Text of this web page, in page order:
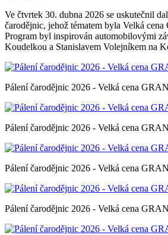
Ve čtvrtek 30. dubna 2026 se uskutečnil
čarodějnic, jehož tématem byla Velká
Program byl inspirován automobilovými
Koudelkou a Stanislavem Volejníkem na
Pálení čarodějnic 2026 - Velká cena
Pálení čarodějnic 2026 - Velká cena
Pálení čarodějnic 2026 - Velká cena
Pálení čarodějnic 2026 - Velká cena